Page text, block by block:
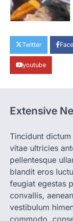
Twitter
youtube
Extensive
Tincidunt
vitae ultricies
pellentesque
blandit eros
feugiat egestas
convallis,
vestibulum